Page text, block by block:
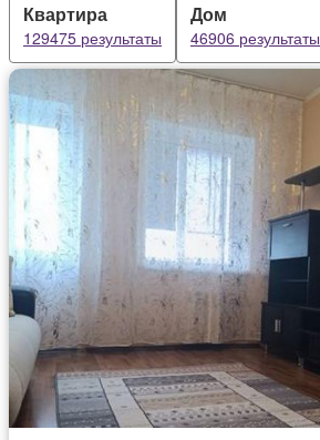
Квартира
129475 результаты
Дом
46906 результаты